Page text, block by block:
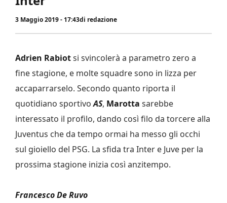
3 Maggio 2019 - 17:43di redazione
Adrien Rabiotsi svincolerà a parametro zero a
fine stagione, e molte squadre sono in lizza per
accaparrarselo. Secondo quanto riporta il
quotidiano sportivoAS, Marotta sarebbe
interessato il profilo, dando così filo da torcere alla
Juventus che da tempo ormai ha messo gli occhi
sul gioiello del PSG. La sfida tra Inter e Juve per la
prossima stagione inizia così anzitempo.
Francesco De Ruvo